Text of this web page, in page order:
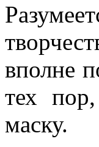
вполне
тех
маску.